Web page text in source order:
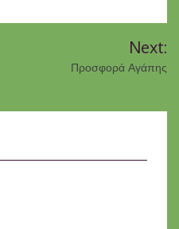
Next:
Προσφορά Αγάπης